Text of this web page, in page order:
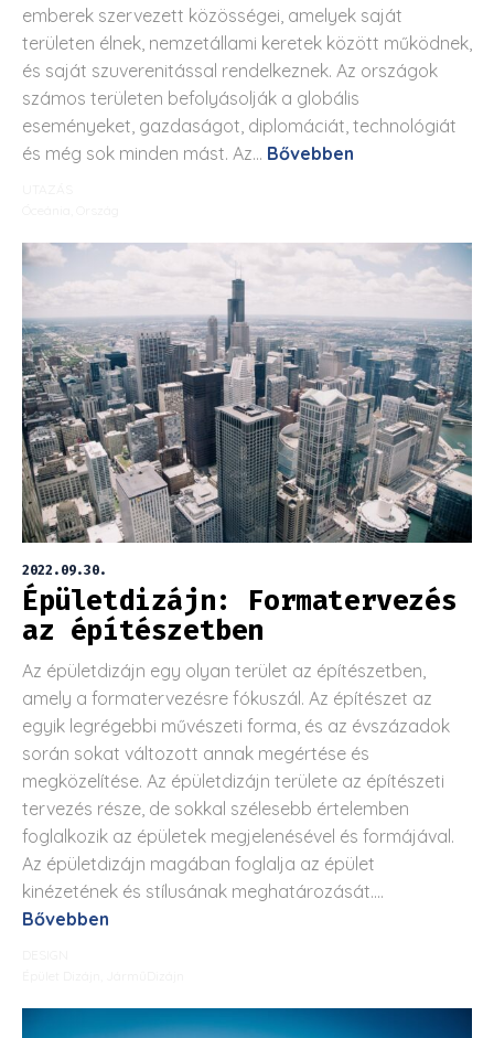
emberek szervezett közösségei, amelyek saját
területen élnek, nemzetállami keretek között működnek,
és saját szuverenitással rendelkeznek. Az országok
számos területen befolyásolják a globális
eseményeket, gazdaságot, diplomáciát, technológiát
és még sok minden mást. Az... Bővebben
2022.09.30.
Épületdizájn: Formatervezés
az építészetben
Az épületdizájn egy olyan terület az építészetben,
amely a formatervezésre fókuszál. Az építészet az
egyik legrégebbi művészeti forma, és az évszázadok
során sokat változott annak megértése és
megközelítése. Az épületdizájn területe az építészeti
tervezés része, de sokkal szélesebb értelemben
foglalkozik az épületek megjelenésével és formájával.
Az épületdizájn magában foglalja az épület
kinézetének és stílusának meghatározását....
Bővebben